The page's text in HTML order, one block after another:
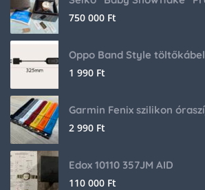
750 000 Ft
Oppo Band Style töltőkábel
1 990 Ft
Garmin Fenix szilikon
2 990 Ft
Edox 10110 357JM AID
110 000 Ft